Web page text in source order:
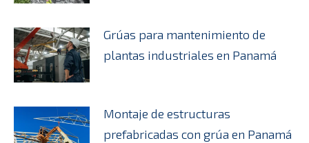
Grúas para mantenimiento de
plantas industriales en Panamá
Montaje de estructuras
prefabricadas con grúa en Panamá